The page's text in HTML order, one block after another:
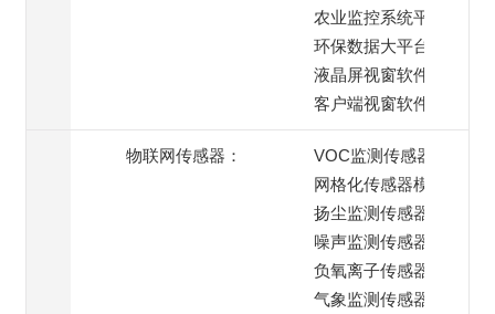
农业监控系统平台
环保数据大平台
液晶屏视窗软件
客户端视窗软件
物联网传感器：
VOC监测传感器
网格化传感器模组
扬尘监测传感器
噪声监测传感器
负氧离子传感器
气象监测传感器